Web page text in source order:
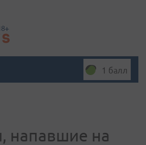
1 балл
напавшие на